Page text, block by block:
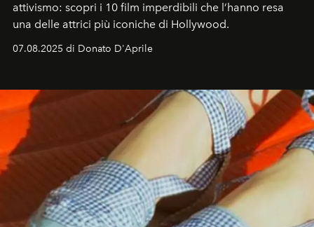
attivismo: scopri i 10 film imperdibili che l’hanno resa
una delle attrici più iconiche di Hollywood.
07.08.2025 di Donato D'Aprile